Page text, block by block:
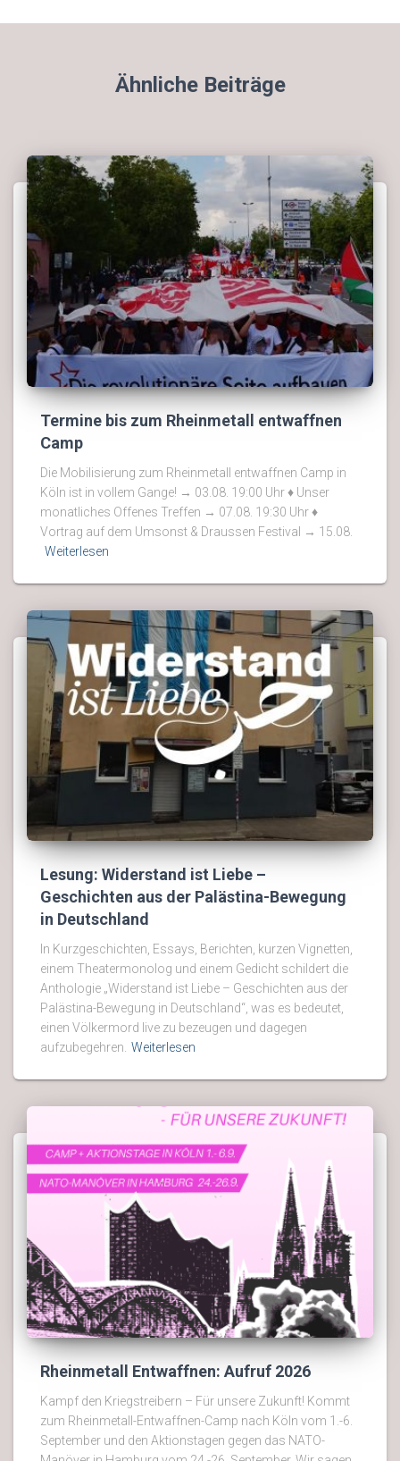
Ähnliche Beiträge
Termine bis zum Rheinmetall entwaffnen
Camp
Die Mobilisierung zum Rheinmetall entwaffnen Camp in
Köln ist in vollem Gange! → 03.08. 19:00 Uhr ♦ Unser
monatliches Offenes Treffen → 07.08. 19:30 Uhr ♦
Vortrag auf dem Umsonst & Draussen Festival → 15.08.
Weiterlesen
Lesung: Widerstand ist Liebe –
Geschichten aus der Palästina-Bewegung
in Deutschland
In Kurzgeschichten, Essays, Berichten, kurzen Vignetten,
einem Theatermonolog und einem Gedicht schildert die
Anthologie „Widerstand ist Liebe – Geschichten aus der
Palästina-Bewegung in Deutschland“, was es bedeutet,
einen Völkermord live zu bezeugen und dagegen
aufzubegehren. Weiterlesen
Rheinmetall Entwaffnen: Aufruf 2026
Kampf den Kriegstreibern – Für unsere Zukunft! Kommt
zum Rheinmetall-Entwaffnen-Camp nach Köln vom 1.-6.
September und den Aktionstagen gegen das NATO-